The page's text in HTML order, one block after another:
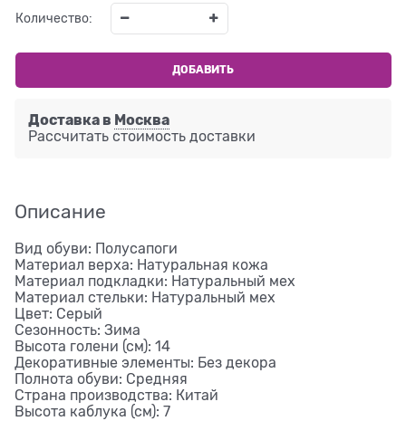
Количество:
ДОБАВИТЬ
Доставка в Москва
Рассчитать стоимость доставки
Описание
Вид обуви: Полусапоги
Материал верха: Натуральная кожа
Материал подкладки: Натуральный мех
Материал стельки: Натуральный мех
Цвет: Серый
Сезонность: Зима
Высота голени (см): 14
Декоративные элементы: Без декора
Полнота обуви: Средняя
Страна производства: Китай
Высота каблука (см): 7